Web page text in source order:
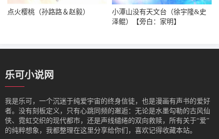
点火樱桃（孙路路＆赵毅）
小潭山没有天文台（徐宇隆&史
泽鲲）【旁白：家明】
乐可小说网
我是‌乐可，一个沉迷于纯爱宇宙的终身信徒，也是漫画有声书的爱好
者。没有刻板定义，只有心跳同频的邂逅：无论是水墨勾勒的古风仙
侠、霓虹交织的现代都市，还是声线缱绻的双向救赎，所有关于“爱”
的纯粹想象，我都整理在这里分享给你们，喜欢记得收藏本站。